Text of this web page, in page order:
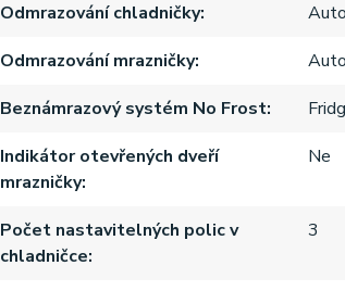
Odmrazování chladničky
Odmrazování mrazničky
Beznámrazový systém No Frost
Indikátor otevřených dveří
mrazničky
Ne
Počet nastavitelných polic v
chladničce
3